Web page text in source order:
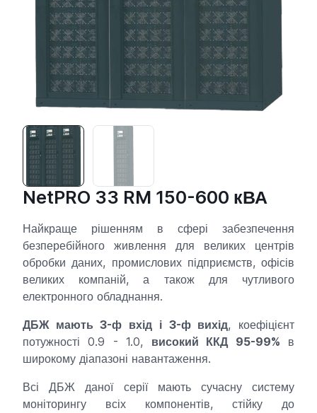
NetPRO 33 RM 150-600 кВА
Найкраще рішенням в сфері забезпечення
безперебійного живлення для великих центрів
обробки даних, промислових підприємств, офісів
великих компаній, а також для чутливого
електронного обладнання.
ДБЖ мають 3-ф вхід і 3-ф вихід, коефіцієнт
потужності 0.9 - 1.0, високий ККД 95-99% в
широкому діапазоні навантаження.
Всі ДБЖ даної серії мають сучасну систему
моніторингу всіх компонентів, стійку до